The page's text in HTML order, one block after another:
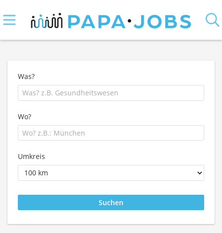
Was?
Wo?
Umkreis